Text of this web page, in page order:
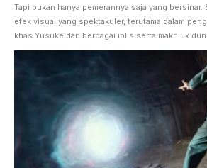
Tapi bukan hanya pemerannya saja yang bersinar.
efek visual yang spektakuler, terutama dalam
khas Yusuke dan berbagai iblis serta makhluk